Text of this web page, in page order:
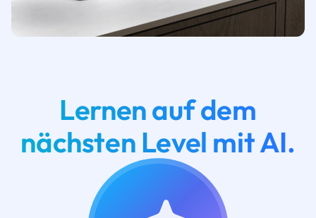
Lernen auf dem
nächsten Level mit AI.